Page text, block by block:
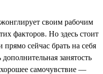
своим рабочим
факторов. Но здесь стоит
сейчас брать на себя
занятость
хорошее самочувствие —